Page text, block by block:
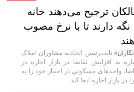
ترجیح می‌دهند خانه
نگه دارند تا با نرخ مصوب
نایب‌رئیس اتحادیه مشاوران املاک
به افزایش تقاضا در بازار اجاره در
واحد‌های مسکونی در اختیار خود را به
بازار اجاره ایفا کند.